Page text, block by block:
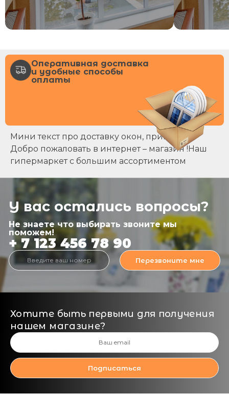
Оперативная доставка
и удобные способы
оплаты
Мини текст про доставку окон, примерно
Добро пожаловать в интернет – магазин !Наш
гипермаркет с большим ассортиментом
У вас остались вопросы?
Не знаете что выбирать звоните мы
поможем!
+ 7 123 456 78 90
Перезвоните мне
Хотите быть первыми для получения
нашем магазине?
Подписаться